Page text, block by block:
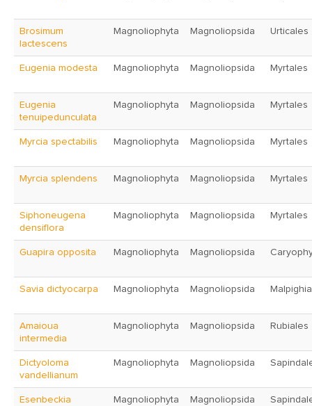
Brosimum
lactescens
Magnoliophyta Magnoliopsida Urticales
Eugenia modesta Magnoliophyta Magnoliopsida Myrtales
Eugenia
tenuipedunculata
Magnoliophyta Magnoliopsida Myrtales
Myrcia spectabilis Magnoliophyta Magnoliopsida Myrtales
Myrcia splendens Magnoliophyta Magnoliopsida Myrtales
Siphoneugena
densiflora
Magnoliophyta Magnoliopsida Myrtales
Guapira opposita Magnoliophyta Magnoliopsida
Savia dictyocarpa Magnoliophyta Magnoliopsida
Amaioua
intermedia
Magnoliophyta Magnoliopsida Rubiales
Dictyoloma
vandellianum
Magnoliophyta Magnoliopsida
Esenbeckia
Magnoliophyta Magnoliopsida